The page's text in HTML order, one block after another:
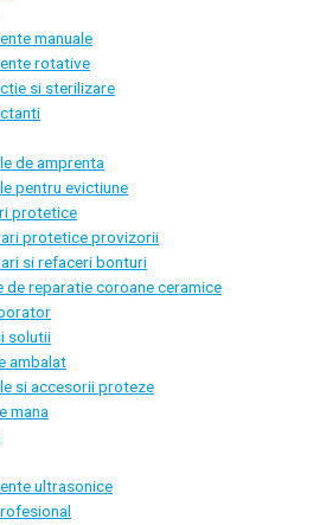
manuale
rotative
si sterilizare
de amprenta
pentru evictiune
protetice
protetice provizorii
si refaceri bonturi
de reparatie coroane ceramice
solutii
ambalat
si accesorii proteze
mana
ultrasonice